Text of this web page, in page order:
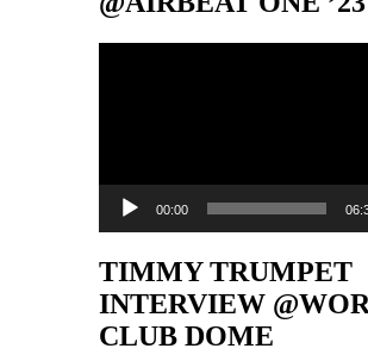
00:00
TIMMY TRUMPET
INTERVIEW
CLUB DOME